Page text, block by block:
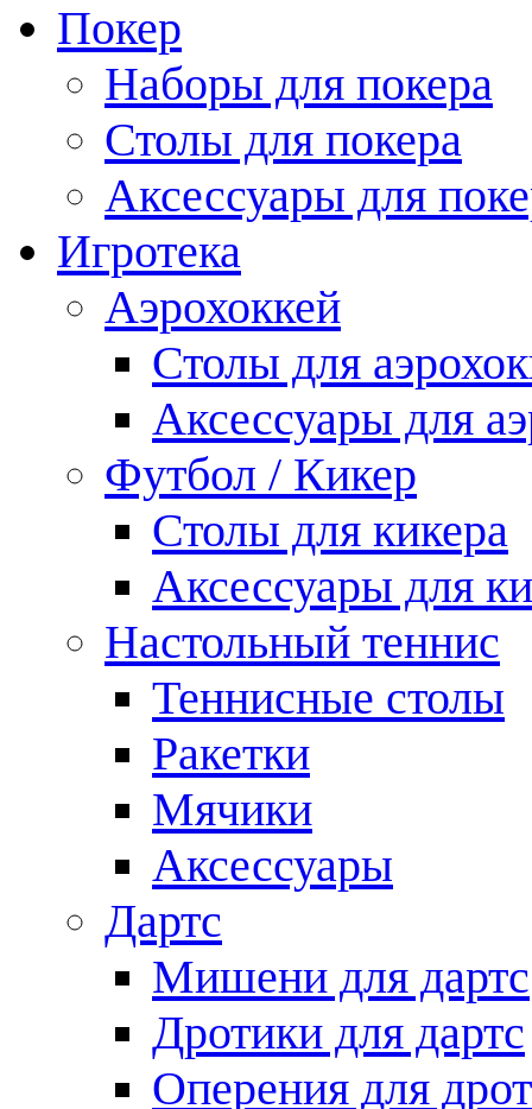
Покер
Наборы для покера
Столы для покера
Аксессуары для
Игротека
Аэрохоккей
Столы для
Аксессуары для
Футбол / Кикер
Столы для кикера
Аксессуары для
Настольный теннис
Теннисные столы
Ракетки
Мячики
Аксессуары
Дартс
Мишени для дартс
Дротики для дартс
Оперения для